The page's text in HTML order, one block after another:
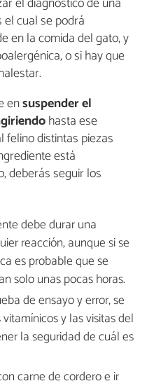
cual se podrá
en la comida del gato, y
o si hay que
ensuspender el
hasta ese
felino distintas piezas
está
deberás seguir los
debe durar una
reacción, aunque si se
es probable que se
solo unas pocas horas.
de ensayo y error, se
y las visitas del
la seguridad de cuál es
carne de cordero e ir